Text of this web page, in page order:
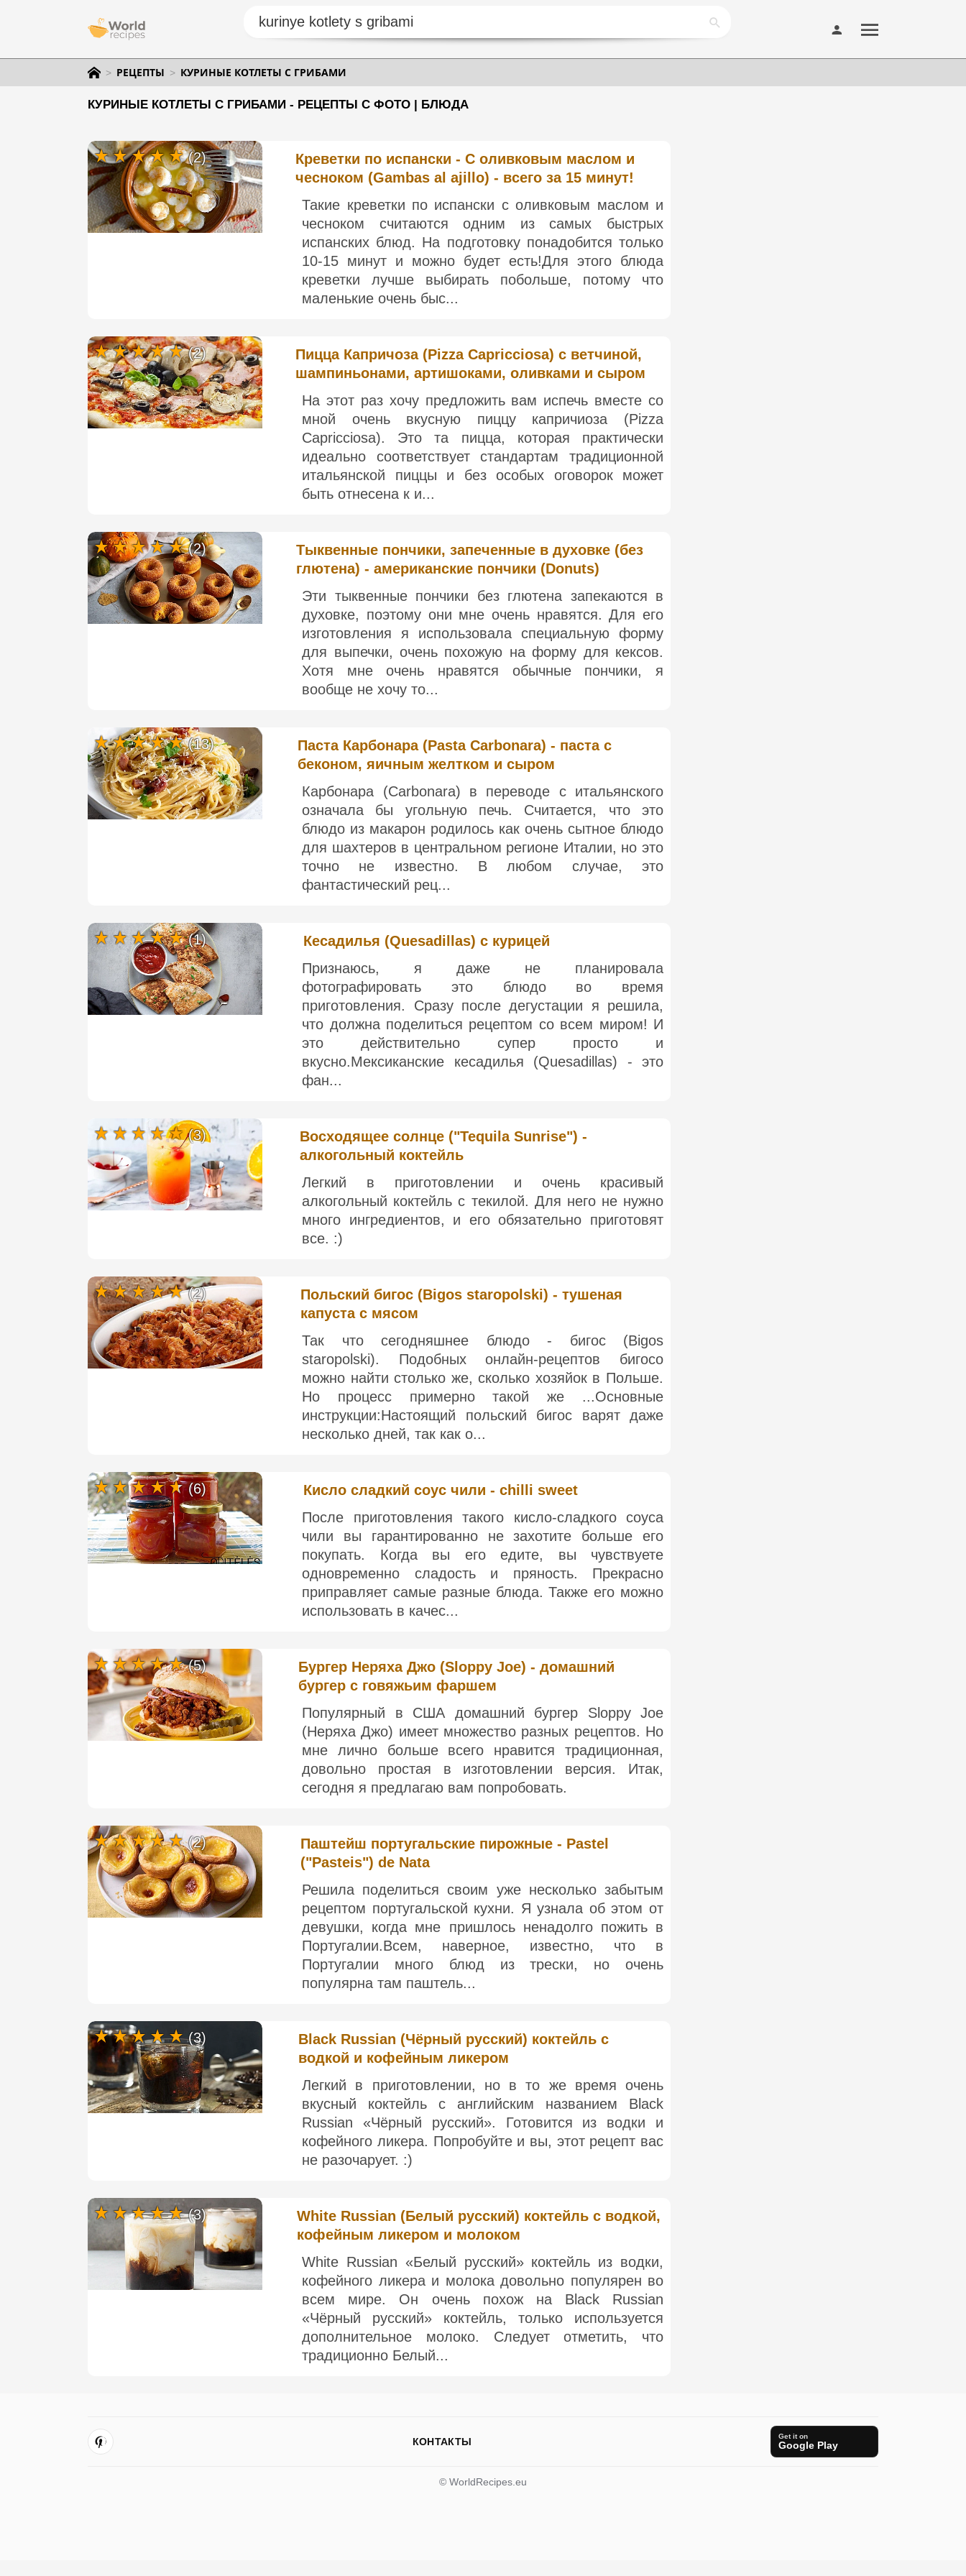
РЕЦЕПТЫ КУРИНЫЕ КОТЛЕТЫ С ГРИБАМИ
КУРИНЫЕ КОТЛЕТЫ С ГРИБАМИ - РЕЦЕПТЫ С ФОТО | БЛЮДА
Креветки по испански - С оливковым маслом и
чесноком (Gambas al ajillo) - всего за 15 минут!
Такие креветки по испански с оливковым маслом и
чесноком считаются одним из самых быстрых
испанских блюд. На подготовку понадобится только
10-15 минут и можно будет есть!Для этого блюда
креветки лучше выбирать побольше, потому что
маленькие очень быс...
(2)
Пицца Капричоза (Pizza Capricciosa) с ветчиной,
шампиньонами, артишоками, оливками и сыром
На этот раз хочу предложить вам испечь вместе со
мной очень вкусную пиццу капричиоза (Pizza
Capricciosa). Это та пицца, которая практически
идеально соответствует стандартам традиционной
итальянской пиццы и без особых оговорок может
быть отнесена к и...
(2)
Тыквенные пончики, запеченные в духовке (без
глютена) - американские пончики (Donuts)
Эти тыквенные пончики без глютена запекаются в
духовке, поэтому они мне очень нравятся. Для его
изготовления я использовала специальную форму
для выпечки, очень похожую на форму для кексов.
Хотя мне очень нравятся обычные пончики, я
вообще не хочу то...
(2)
Паста Карбонара (Pasta Carbonara) - паста с
беконом, яичным желтком и сыром
Карбонара (Carbonara) в переводе с итальянского
означала бы угольную печь. Считается, что это
блюдо из макарон родилось как очень сытное блюдо
для шахтеров в центральном регионе Италии, но это
точно не известно. В любом случае, это
фантастический рец...
(13)
Кесадилья (Quesadillas) с курицей
Признаюсь, я даже не планировала
фотографировать это блюдо во время
приготовления. Сразу после дегустации я решила,
что должна поделиться рецептом со всем миром! И
это действительно супер просто и
вкусно.Мексиканские кесадилья (Quesadillas) - это
фан...
(1)
Восходящее солнце ("Tequila Sunrise") -
алкогольный коктейль
Легкий в приготовлении и очень красивый
алкогольный коктейль с текилой. Для него не нужно
много ингредиентов, и его обязательно приготовят
все. :)
(3)
Польский бигос (Bigos staropolski) - тушеная
капуста с мясом
Так что сегодняшнее блюдо - бигос (Bigos
staropolski). Подобных онлайн-рецептов бигосо
можно найти столько же, сколько хозяйок в Польше.
Но процесс примерно такой же ...Основные
инструкции:Настоящий польский бигос варят даже
несколько дней, так как о...
(2)
Кисло сладкий соус чили - chilli sweet
После приготовления такого кисло-сладкого соуса
чили вы гарантированно не захотите больше его
покупать. Когда вы его едите, вы чувствуете
одновременно сладость и пряность. Прекрасно
приправляет самые разные блюда. Также его можно
использовать в качес...
(6)
Бургер Неряха Джо (Sloppy Joe) - домашний
бургер с говяжьим фаршем
Популярный в США домашний бургер Sloppy Joe
(Неряха Джо) имеет множество разных рецептов. Но
мне лично больше всего нравится традиционная,
довольно простая в изготовлении версия. Итак,
сегодня я предлагаю вам попробовать.
(5)
Паштейш португальские пирожные - Pastel
("Pasteis") de Nata
Решила поделиться своим уже несколько забытым
рецептом португальской кухни. Я узнала об этом от
девушки, когда мне пришлось ненадолго пожить в
Португалии.Всем, наверное, известно, что в
Португалии много блюд из трески, но очень
популярна там паштель...
(2)
Black Russian (Чёрный русский) коктейль с
водкой и кофейным ликером
Легкий в приготовлении, но в то же время очень
вкусный коктейль с английским названием Black
Russian «Чёрный русский». Готовится из водки и
кофейного ликера. Попробуйте и вы, этот рецепт вас
не разочарует. :)
(3)
White Russian (Белый русский) коктейль с водкой,
кофейным ликером и молоком
White Russian «Белый русский» коктейль из водки,
кофейного ликера и молока довольно популярен во
всем мире. Он очень похож на Black Russian
«Чёрный русский» коктейль, только используется
дополнительное молоко. Следует отметить, что
традиционно Белый...
(3)
КОНТАКТЫ Get it on
Google Play
© WorldRecipes.eu